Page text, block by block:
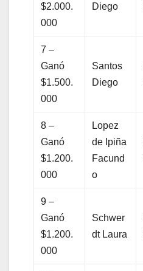
$2.000.
000
Diego
7 –
Ganó
$1.500.
000
Santos
Diego
8 –
Ganó
$1.200.
000
Lopez
de Ipiña
Facund
o
9 –
Ganó
$1.200.
000
Schwer
dt Laura